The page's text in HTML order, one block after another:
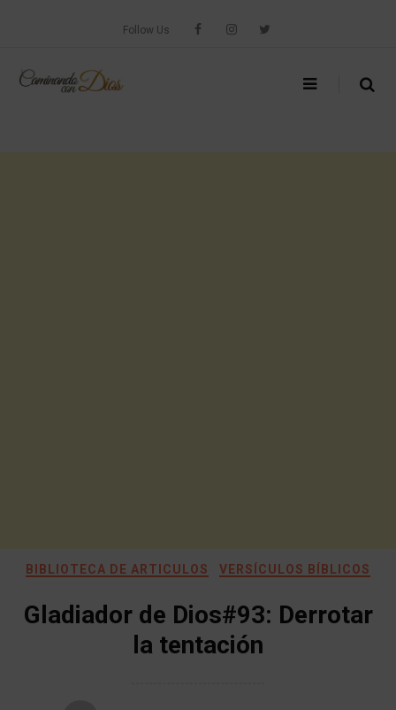
Follow Us
BIBLIOTECA DE ARTICULOS VERSÍCULOS BÍBLICOS
Gladiador de Dios#93: Derrotar
la tentación